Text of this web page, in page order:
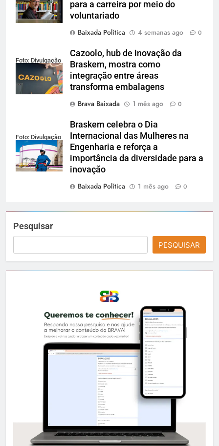
para a carreira por meio do
voluntariado
Baixada Política
4 semanas ago 0
Foto: Divulgação
Cazoolo, hub de inovação da
Braskem, mostra como
integração entre áreas
transforma embalagens
Brava Baixada
1 mês ago 0
Foto: Divulgação
Braskem celebra o Dia
Internacional das Mulheres na
Engenharia e reforça a
importância da diversidade para a
inovação
Baixada Política
1 mês ago 0
Pesquisar
PESQUISAR